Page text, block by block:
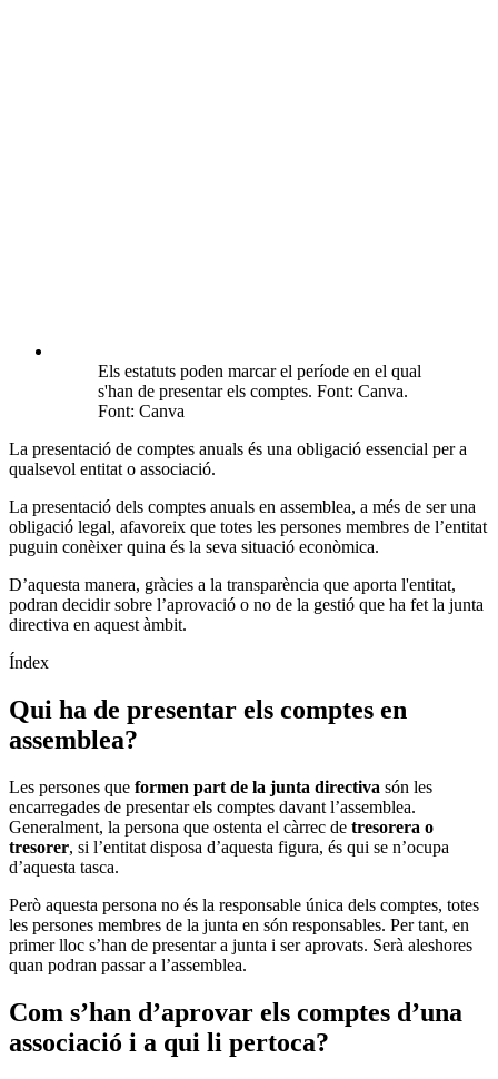
Els estatuts poden marcar el període en el qual
s'han de presentar els comptes. Font: Canva.
Font: Canva
La presentació de comptes anuals és una obligació essencial per a
qualsevol entitat o associació.
La presentació dels comptes anuals en assemblea, a més de ser una
obligació legal, afavoreix que totes les persones membres de l’entitat
puguin conèixer quina és la seva situació econòmica.
D’aquesta manera, gràcies a la transparència que aporta l'entitat,
podran decidir sobre l’aprovació o no de la gestió que ha fet la junta
directiva en aquest àmbit.
Índex
Qui ha de presentar els comptes en
assemblea?
Les persones que formen part de la junta directiva són les
encarregades de presentar els comptes davant l’assemblea.
Generalment, la persona que ostenta el càrrec de tresorera o
tresorer, si l’entitat disposa d’aquesta figura, és qui se n’ocupa
d’aquesta tasca.
Però aquesta persona no és la responsable única dels comptes, totes
les persones membres de la junta en són responsables. Per tant, en
primer lloc s’han de presentar a junta i ser aprovats. Serà aleshores
quan podran passar a l’assemblea.
Com s’han d’aprovar els comptes d’una
associació i a qui li pertoca?